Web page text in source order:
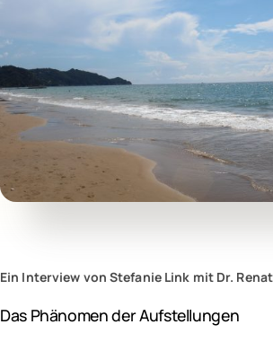
Ein Interview von Stefanie Link mit Dr.
Das Phänomen der Aufstellungen